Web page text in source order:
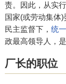
责。因此，从实行
国家(或劳动集体
民主监督下， 统
政最高领导人，
厂长的职位